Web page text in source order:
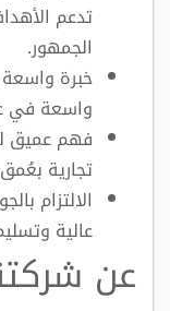
تدعم
الجمهور.
خبرة واسعة
واسعة في
فهم عميق
تجارية
الالتزام
عالية
عن